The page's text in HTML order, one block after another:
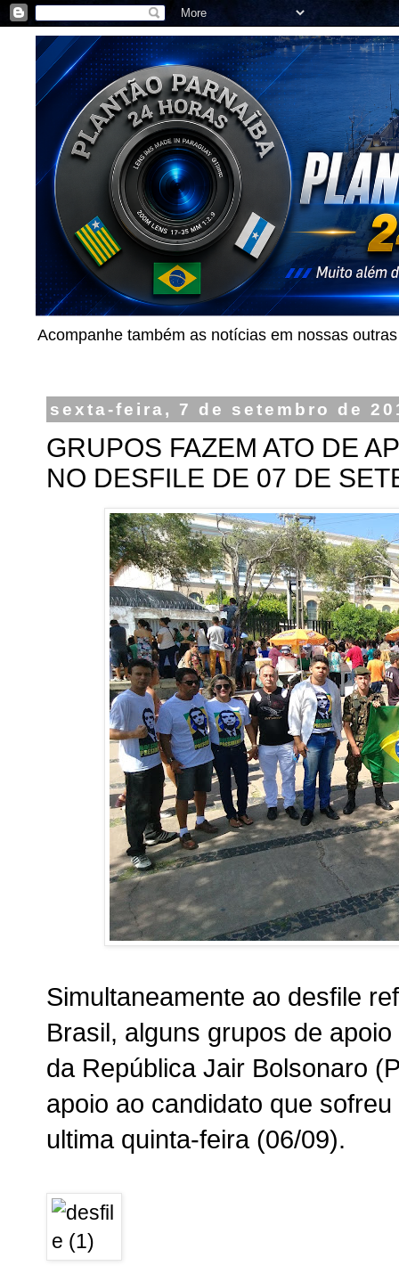
Acompanhe também as notícias em nossas
sexta-feira, 7 de setembro de
GRUPOS FAZEM ATO DE
NO DESFILE DE 07 DE
Simultaneamente ao desfile
Brasil, alguns grupos de
da República Jair Bolsonaro
apoio ao candidato que
ultima quinta-feira (06/09).